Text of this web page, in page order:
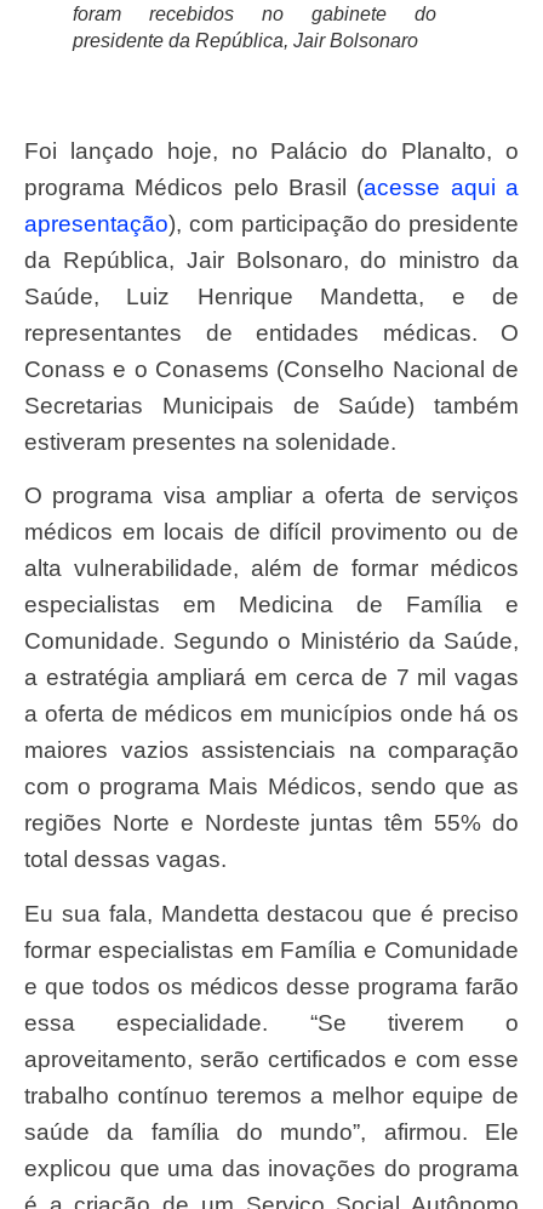
foram recebidos no gabinete do
presidente da República, Jair Bolsonaro
Foi lançado hoje, no Palácio do Planalto, o
programa Médicos pelo Brasil (acesse aqui a
apresentação), com participação do presidente
da República, Jair Bolsonaro, do ministro da
Saúde, Luiz Henrique Mandetta, e de
representantes de entidades médicas. O
Conass e o Conasems (Conselho Nacional de
Secretarias Municipais de Saúde) também
estiveram presentes na solenidade.
O programa visa ampliar a oferta de serviços
médicos em locais de difícil provimento ou de
alta vulnerabilidade, além de formar médicos
especialistas em Medicina de Família e
Comunidade. Segundo o Ministério da Saúde,
a estratégia ampliará em cerca de 7 mil vagas
a oferta de médicos em municípios onde há os
maiores vazios assistenciais na comparação
com o programa Mais Médicos, sendo que as
regiões Norte e Nordeste juntas têm 55% do
total dessas vagas.
Eu sua fala, Mandetta destacou que é preciso
formar especialistas em Família e Comunidade
e que todos os médicos desse programa farão
essa especialidade. “Se tiverem o
aproveitamento, serão certificados e com esse
trabalho contínuo teremos a melhor equipe de
saúde da família do mundo”, afirmou. Ele
explicou que uma das inovações do programa